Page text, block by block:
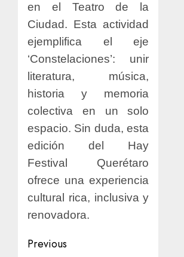
en el Teatro de la
Ciudad. Esta actividad
ejemplifica el eje
‘Constelaciones’: unir
literatura, música,
historia y memoria
colectiva en un solo
espacio. Sin duda, esta
edición del Hay
Festival Querétaro
ofrece una experiencia
cultural rica, inclusiva y
renovadora.
Previous